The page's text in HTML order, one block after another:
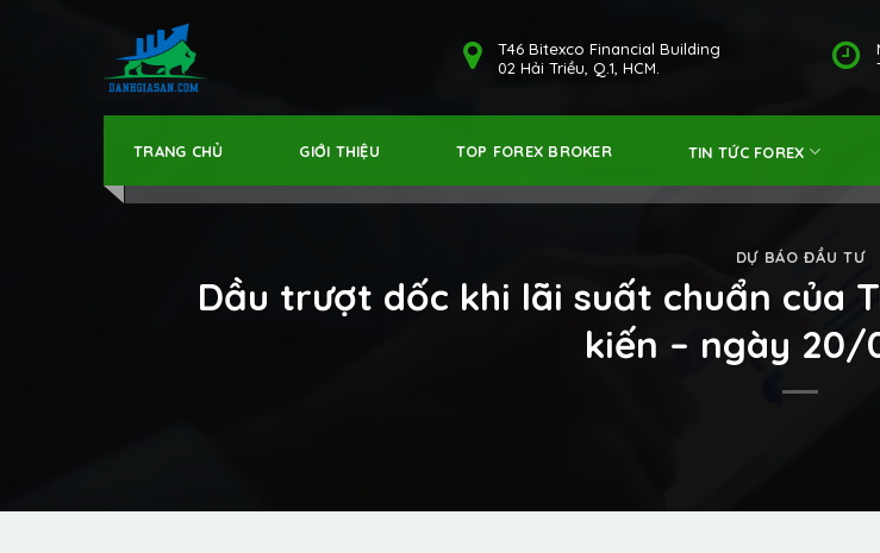
T46 Bitexco Financial Building
02 Hải Triều, Q.1, HCM.
TRANG CHỦ GIỚI THIỆU TOP FOREX BROKER TIN TỨC FOREX
DỰ BÁO ĐẦU TƯ
Dầu trượt dốc khi lãi suất chuẩn của
kiến – ngày 20/